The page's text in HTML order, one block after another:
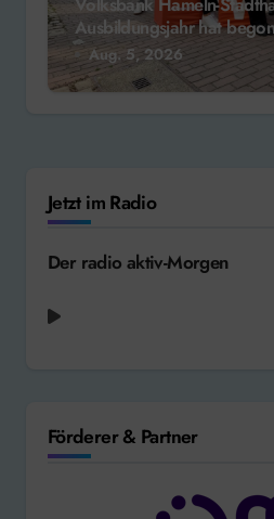
Ausbildungsjahr hat
Aug. 5, 2026
Jetzt im Radio
Der radio aktiv-Morgen
Förderer & Partner